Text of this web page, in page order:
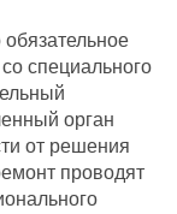
специального
орган
от решения
проводят